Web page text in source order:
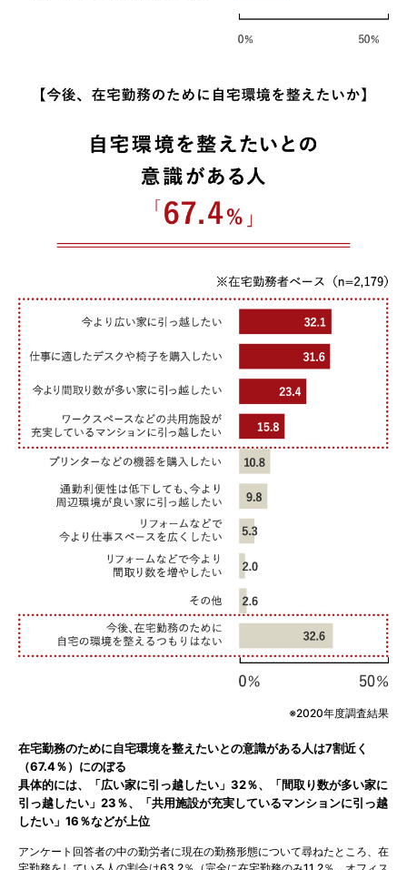
2020年度調査結果
在宅勤務のために自宅環境を整えたいとの意識がある人は7割近く
（67.4％）にのぼる
具体的には、「広い家に引っ越したい」32％、「間取り数が多い家に
引っ越したい」23％、「共用施設が充実しているマンションに引っ越
したい」16％などが上位
アンケート回答者の中の勤労者に現在の勤務形態について尋ねたところ、在